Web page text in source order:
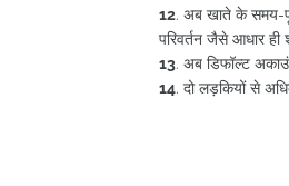
12. अब खाते के समय-
परिवर्तन जैसे आधार ही
13. अब डिफॉल्ट
14. दो लड़कियों से